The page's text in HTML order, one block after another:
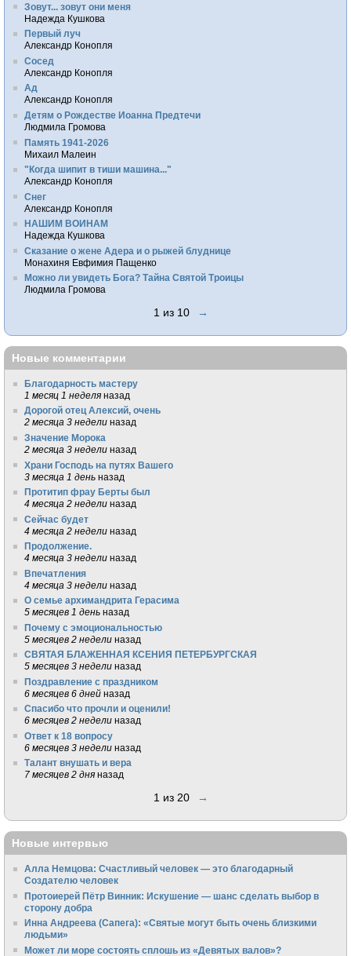
Зовут... зовут они меня
Надежда Кушкова
Первый луч
Александр Конопля
Сосед
Александр Конопля
Ад
Александр Конопля
Детям о Рождестве Иоанна Предтечи
Людмила Громова
Память 1941-2026
Михаил Малеин
"Когда шипит в тиши машина..."
Александр Конопля
Снег
Александр Конопля
НАШИМ ВОИНАМ
Надежда Кушкова
Сказание о жене Адера и о рыжей блуднице
Монахиня Евфимия Пащенко
Можно ли увидеть Бога? Тайна Святой Троицы
Людмила Громова
1 из 10 →
Новые комментарии
Благодарность мастеру
1 месяц 1 неделя назад
Дорогой отец Алексий, очень
2 месяца 3 недели назад
Значение Морока
2 месяца 3 недели назад
Храни Господь на путях Вашего
3 месяца 1 день назад
Протитип фрау Берты был
4 месяца 2 недели назад
Сейчас будет
4 месяца 2 недели назад
Продолжение.
4 месяца 3 недели назад
Впечатления
4 месяца 3 недели назад
О семье архимандрита Герасима
5 месяцев 1 день назад
Почему с эмоциональностью
5 месяцев 2 недели назад
СВЯТАЯ БЛАЖЕННАЯ КСЕНИЯ ПЕТЕРБУРГСКАЯ
5 месяцев 3 недели назад
Поздравление с праздником
6 месяцев 6 дней назад
Спасибо что прочли и оценили!
6 месяцев 2 недели назад
Ответ к 18 вопросу
6 месяцев 3 недели назад
Талант внушать и вера
7 месяцев 2 дня назад
1 из 20 →
Новые интервью
Алла Немцова: Счастливый человек — это благодарный
Создателю человек
Протоиерей Пётр Винник: Искушение — шанс сделать выбор в
сторону добра
Инна Андреева (Сапега): «Святые могут быть очень близкими
людьми»
Может ли море состоять сплошь из «Девятых валов»?